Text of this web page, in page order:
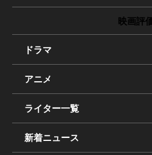
映画評
ドラマ
アニメ
ライター一覧
新着ニュース